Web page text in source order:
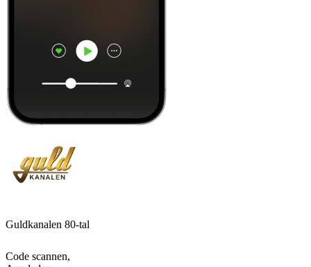
Guldkanalen 80-tal
Code scannen,